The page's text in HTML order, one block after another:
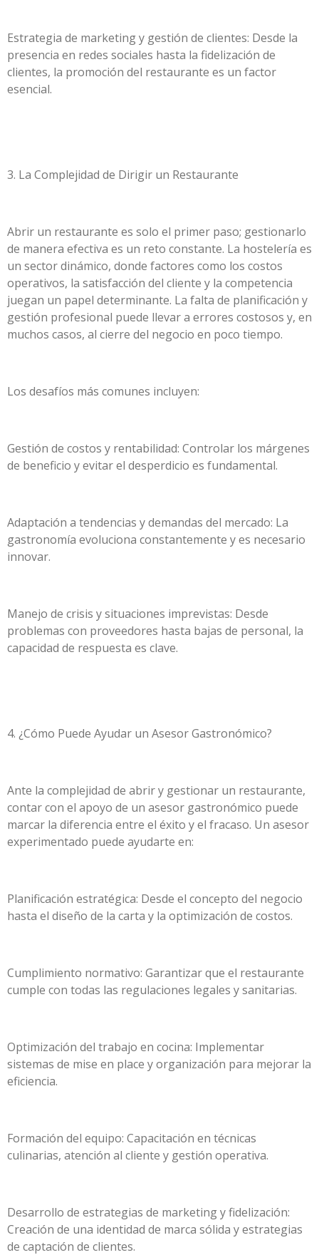
Estrategia de marketing y gestión de clientes: Desde la
presencia en redes sociales hasta la fidelización de
clientes, la promoción del restaurante es un factor
esencial.
3. La Complejidad de Dirigir un Restaurante
Abrir un restaurante es solo el primer paso; gestionarlo
de manera efectiva es un reto constante. La hostelería es
un sector dinámico, donde factores como los costos
operativos, la satisfacción del cliente y la competencia
juegan un papel determinante. La falta de planificación y
gestión profesional puede llevar a errores costosos y, en
muchos casos, al cierre del negocio en poco tiempo.
Los desafíos más comunes incluyen:
Gestión de costos y rentabilidad: Controlar los márgenes
de beneficio y evitar el desperdicio es fundamental.
Adaptación a tendencias y demandas del mercado: La
gastronomía evoluciona constantemente y es necesario
innovar.
Manejo de crisis y situaciones imprevistas: Desde
problemas con proveedores hasta bajas de personal, la
capacidad de respuesta es clave.
4. ¿Cómo Puede Ayudar un Asesor Gastronómico?
Ante la complejidad de abrir y gestionar un restaurante,
contar con el apoyo de un asesor gastronómico puede
marcar la diferencia entre el éxito y el fracaso. Un asesor
experimentado puede ayudarte en:
Planificación estratégica: Desde el concepto del negocio
hasta el diseño de la carta y la optimización de costos.
Cumplimiento normativo: Garantizar que el restaurante
cumple con todas las regulaciones legales y sanitarias.
Optimización del trabajo en cocina: Implementar
sistemas de mise en place y organización para mejorar la
eficiencia.
Formación del equipo: Capacitación en técnicas
culinarias, atención al cliente y gestión operativa.
Desarrollo de estrategias de marketing y fidelización:
Creación de una identidad de marca sólida y estrategias
de captación de clientes.